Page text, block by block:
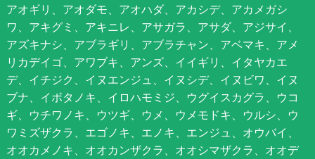
アオギリ、アオダモ、アオハダ、アカシデ、アカメガシ
ワ、アキグミ、アキニレ、アサガラ、アサダ、アジサイ、
アズキナシ、アブラギリ、アブラチャン、アベマキ、アメ
リカデイゴ、アワブキ、アンズ、イイギリ、イタヤカエ
デ、イチジク、イヌエンジュ、イヌシデ、イヌビワ、イヌ
ブナ、イボタノキ、イロハモミジ、ウグイスカグラ、ウコ
ギ、ウチワノキ、ウツギ、ウメ、ウメモドキ、ウルシ、ウ
ワミズザクラ、エゴノキ、エノキ、エンジュ、オウバイ、
オオカメノキ、オオカンザクラ、オオシマザクラ、オオデ